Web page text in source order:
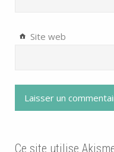
Site web
Ce site utilise